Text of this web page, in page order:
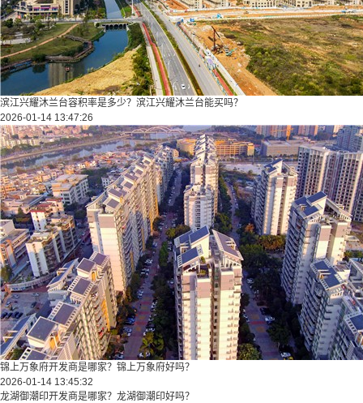
滨江兴耀沐兰台容积率是多少？滨江兴耀沐兰台能买吗？
2026-01-14 13:47:26
锦上万象府开发商是哪家？锦上万象府好吗？
2026-01-14 13:45:32
龙湖御潮印开发商是哪家？龙湖御潮印好吗？